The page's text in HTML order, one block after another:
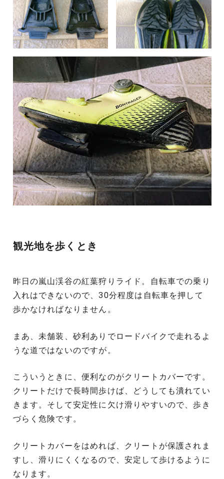
観光地を歩くとき
昨日の嵐山渓谷の紅葉狩りライド。自転車での乗り
入れはできないので、30分程度は自転車を押して
歩かなければなりません。
まあ、未舗装、砂利ありでロードバイクで走れるよ
うな道ではないのですが。
こういうときに、便利なのがクリートカバーです。
クリートだけで長時間歩けば、どうしても潰れてい
きます。そして安定性に欠け滑りやすいので、歩き
づらく危険です。
クリートカバーをはめれば、クリートが保護されま
すし、滑りにくくなるので、安定して歩けるように
なります。